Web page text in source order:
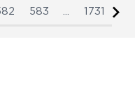
583 1731